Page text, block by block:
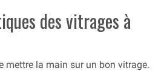
des vitrages à
mettre la main sur un bon vitrage.